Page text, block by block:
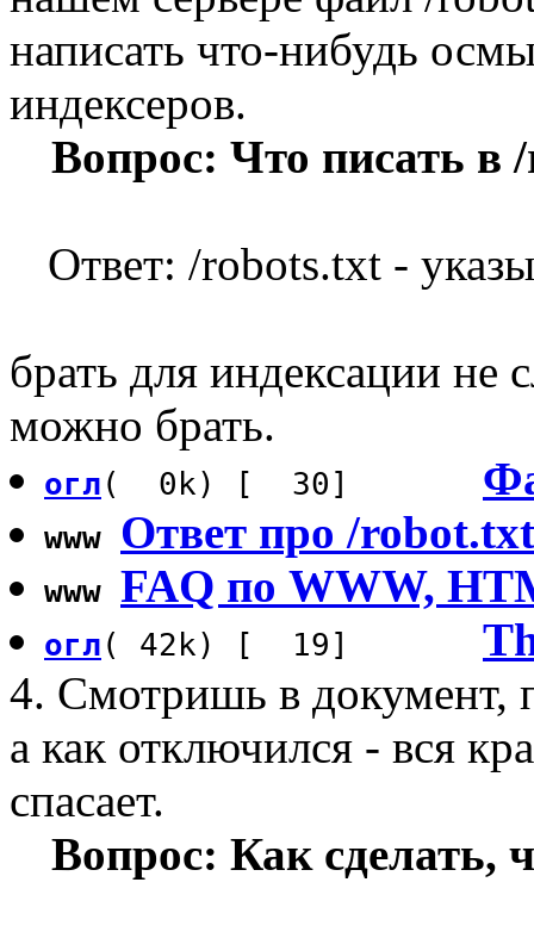
написать что-нибудь
индексеров.
Вопрос: Что писать в
Ответ: /robots.txt -
брать для индексации не
можно брать.
огл( 0k) [ 30]
www Ответ про /robot.txt
www FAQ по WWW,
огл( 42k) [ 19]
4. Смотришь в документ,
а как отключился - вся
спасает.
Вопрос: Как сделать,